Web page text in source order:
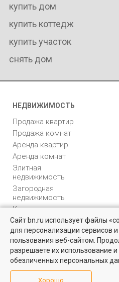
купить дом
купить коттедж
купить участок
снять дом
НЕДВИЖИМОСТЬ
Продажа квартир
Продажа комнат
Аренда квартир
Аренда комнат
Элитная
недвижимость
Загородная
недвижимость
Коммерческая
недвижимость
Сайт bn.ru использует файлы
для персонализации сервисов
пользования веб-сайтом.
разрешаете их использование
обезличенных персональных
Хорошо